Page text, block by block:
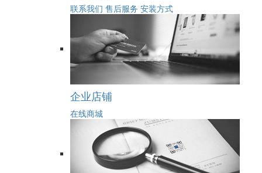
联系我们 售后服务 安装方式
企业店铺
在线商城